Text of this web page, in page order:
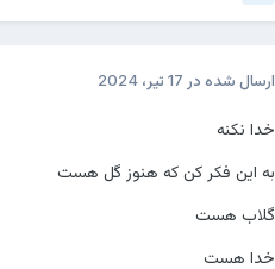
ارسال شده در 17 تیر، 2024
خدا نکنه
به این فکر کن که هنوز گل هست
گلاب هست
خدا هست